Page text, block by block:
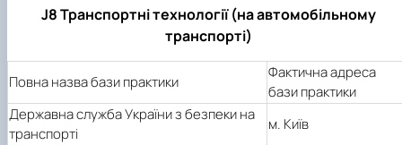
J8 Транспортні технології (на автомобільному
транспорті)
Повна назва бази практики
Фактична адреса
бази практики
Державна служба України з безпеки на
транспорті
м. Київ